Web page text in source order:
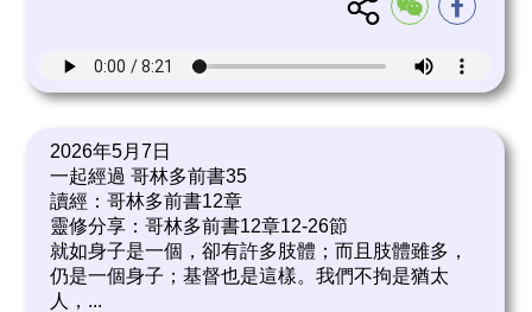
2026年5月7日
一起經過 哥林多前書35
讀經：哥林多前書12章
靈修分享：哥林多前書12章12-26節
就如身子是一個，卻有許多肢體；而且肢體雖多，
仍是一個身子；基督也是這樣。我們不拘是猶太
人， ...